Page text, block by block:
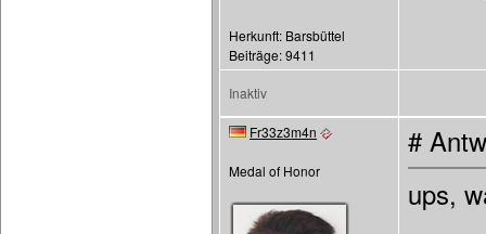
Herkunft: Barsbüttel
Beiträge: 9411
Inaktiv
Fr33z3m4n
Medal of Honor
#
ups,